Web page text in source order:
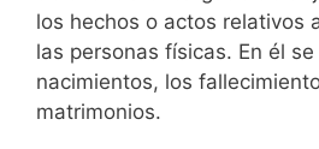
los hechos o actos relativos
las personas físicas. En él
nacimientos, los
matrimonios.